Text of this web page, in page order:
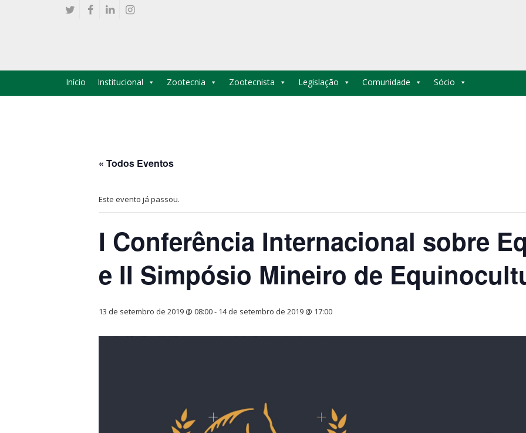
Início Institucional Zootecnia Zootecnista Legislação Comunidade Sócio
« Todos Eventos
Este evento já passou.
I Conferência Internacional sobre
e II Simpósio Mineiro de
13 de setembro de 2019 @ 08:00- 14 de setembro de 2019 @ 17:00